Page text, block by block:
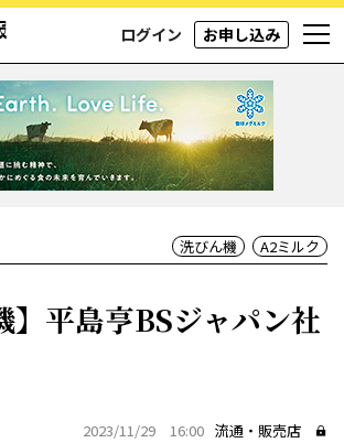
ログイン お申し込み
洗びん機 A2ミルク
】平島亨BSジャパン社
2023/11/29 16:00 流通・販売店